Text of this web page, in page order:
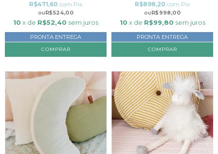
R$524,00
R$471,60 com Pix
10 x de R$52,40 sem juros
PRONTA ENTREGA
R$998,00
R$898,20 com Pix
10 x de R$99,80 sem juros
PRONTA ENTREGA